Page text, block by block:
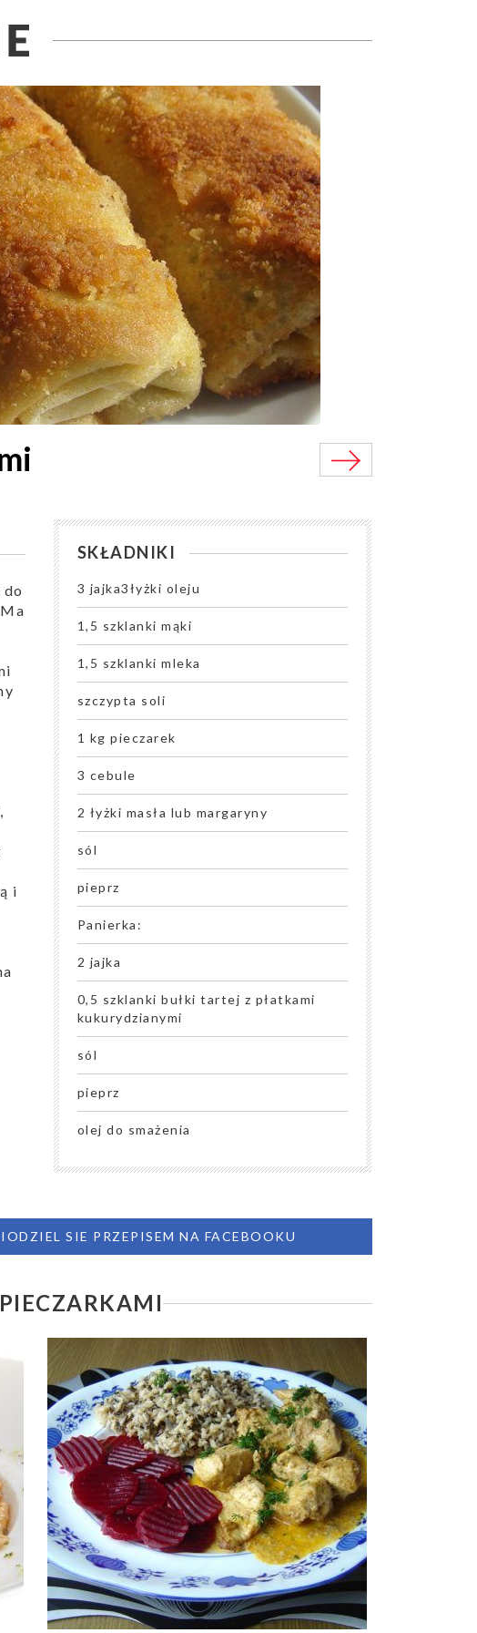
i
SKŁADNIKI
3 jajka3łyżki oleju
1,5 szklanki mąki
1,5 szklanki mleka
szczypta soli
1 kg pieczarek
3 cebule
2 łyżki masła lub margaryny
sól
pieprz
Panierka:
2 jajka
0,5 szklanki bułki tartej z płatkami
kukurydzianymi
sól
pieprz
olej do smażenia
SIE PRZEPISEM NA FACEBOOKU